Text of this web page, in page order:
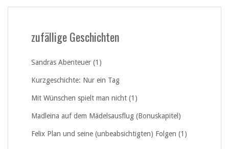
zufällige Geschichten
Sandras Abenteuer (1)
Kurzgeschichte: Nur ein Tag
Mit Wünschen spielt man nicht (1)
Madleina auf dem Mädelsausflug (Bonuskapitel)
Felix Plan und seine (unbeabsichtigten) Folgen (1)